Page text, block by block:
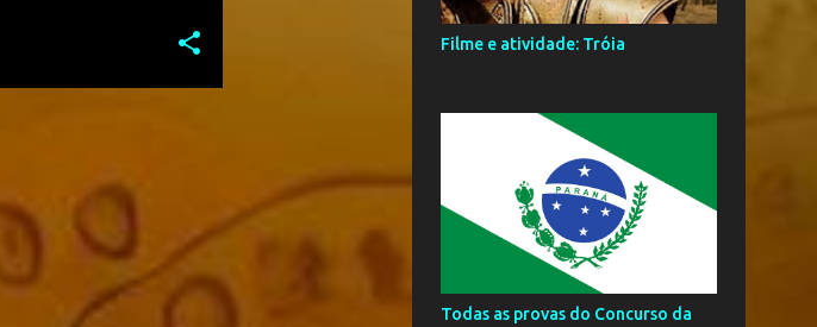
fevereiro
7
julho
1
março
2017
Filme e atividade: Tróia
Todas as provas do Concurso da